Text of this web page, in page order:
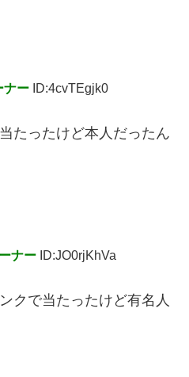
ナー ID:4cvTEgjk0
たったけど本人だったん
ナー ID:JO0rjKhVa
クで当たったけど有名人